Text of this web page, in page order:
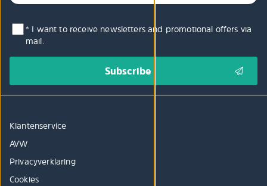
* I want to receive newsletters and promotional offers via
mail.
Klantenservice
AVW
Privacyverklaring
Cookies